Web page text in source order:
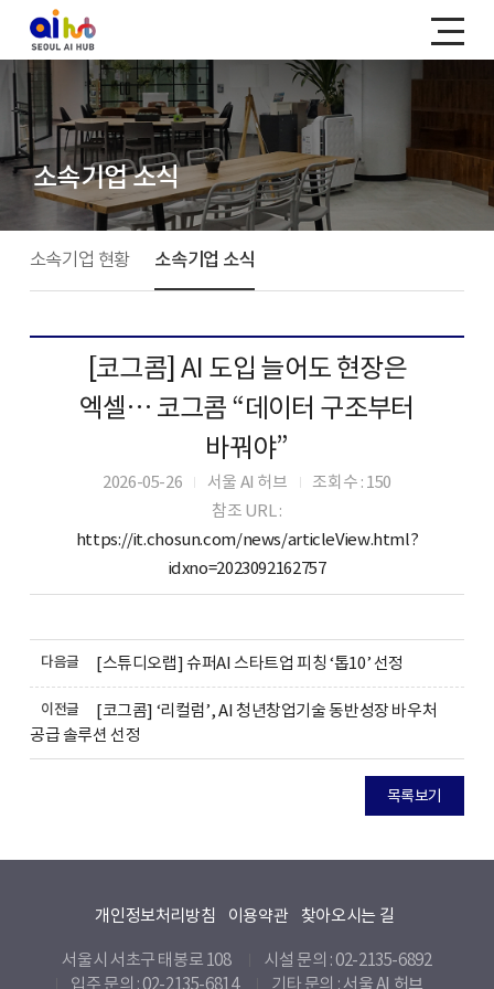
소속기업 소식
소속기업 현황 소속기업 소식
[코그콤] AI 도입 늘어도 현장은
엑셀… 코그콤 “데이터 구조부터
바꿔야”
2026-05-26 서울 AI 허브
조회수 : 150
참조 URL :
https://it.chosun.com/news/articleView.html?
idxno=2023092162757
다음글 [스튜디오랩] 슈퍼AI 스타트업 피칭 ‘톱10’ 선정
이전글
[코그콤] ‘리컬럼’, AI 청년창업기술 동반성장 바우처
공급 솔루션 선정
목록보기
개인정보처리방침 이용약관 찾아오시는 길
서울시 서초구 태봉로 108
시설 문의 : 02-2135-6892
입주 문의 : 02-2135-6814
기타 문의 :서울 AI 허브